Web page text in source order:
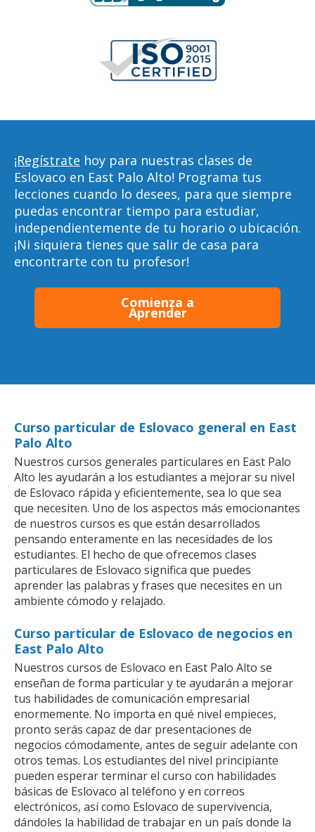
¡Regístrate hoy para nuestras clases de
Eslovaco en East Palo Alto! Programa tus
lecciones cuando lo desees, para que siempre
puedas encontrar tiempo para estudiar,
independientemente de tu horario o ubicación.
¡Ni siquiera tienes que salir de casa para
encontrarte con tu profesor!
Comienza a
Aprender
Curso particular de Eslovaco general en East
Palo Alto
Nuestros cursos generales particulares en East Palo
Alto les ayudarán a los estudiantes a mejorar su nivel
de Eslovaco rápida y eficientemente, sea lo que sea
que necesiten. Uno de los aspectos más emocionantes
de nuestros cursos es que están desarrollados
pensando enteramente en las necesidades de los
estudiantes. El hecho de que ofrecemos clases
particulares de Eslovaco significa que puedes
aprender las palabras y frases que necesites en un
ambiente cómodo y relajado.
Curso particular de Eslovaco de negocios en
East Palo Alto
Nuestros cursos de Eslovaco en East Palo Alto se
enseñan de forma particular y te ayudarán a mejorar
tus habilidades de comunicación empresarial
enormemente. No importa en qué nivel empieces,
pronto serás capaz de dar presentaciones de
negocios cómodamente, antes de seguir adelante con
otros temas. Los estudiantes del nivel principiante
pueden esperar terminar el curso con habilidades
básicas de Eslovaco al teléfono y en correos
electrónicos, así como Eslovaco de supervivencia,
dándoles la habilidad de trabajar en un país donde la